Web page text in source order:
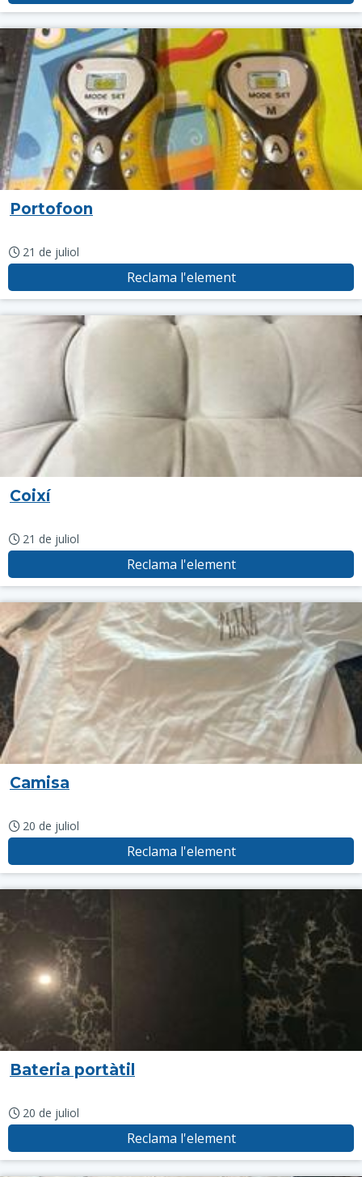
Portofoon
21 de juliol
Reclama l'element
Coixí
21 de juliol
Reclama l'element
Camisa
20 de juliol
Reclama l'element
Bateria portàtil
20 de juliol
Reclama l'element